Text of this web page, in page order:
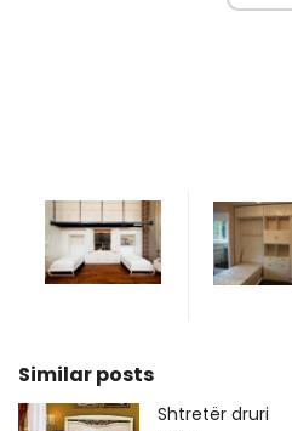
Similar posts
Shtretër druri